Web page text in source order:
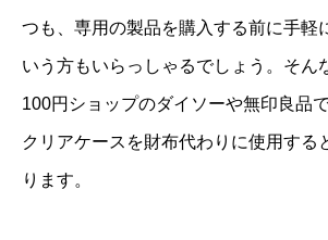
つも、専用の製品を購入する前に手軽
いう方もいらっしゃるでしょう。そん
100円ショップのダイソーや無印良品
クリアケースを財布代わりに使用する
ります。